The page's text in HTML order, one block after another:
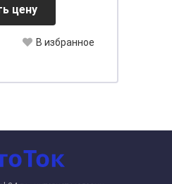
цену
В избранное